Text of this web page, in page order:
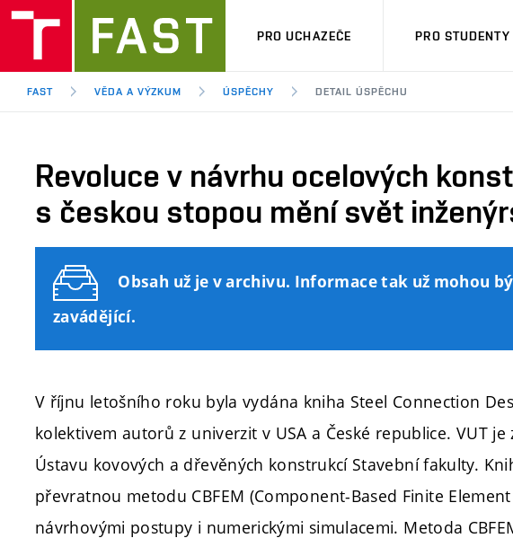
PRO UCHAZEČE PRO STUDENTY
FAST VĚDA A VÝZKUM ÚSPĚCHY DETAIL ÚSPĚCHU
Revoluce v návrhu ocelových
s českou stopou mění svět
Obsah už je v archivu. Informace tak už mohou
zavádějící.
V říjnu letošního roku byla vydána kniha Steel Connection
kolektivem autorů z univerzit v USA a České republice. VUT
Ústavu kovových a dřevěných konstrukcí Stavební fakulty.
převratnou metodu CBFEM (Component-Based Finite
návrhovými postupy i numerickými simulacemi. Metoda